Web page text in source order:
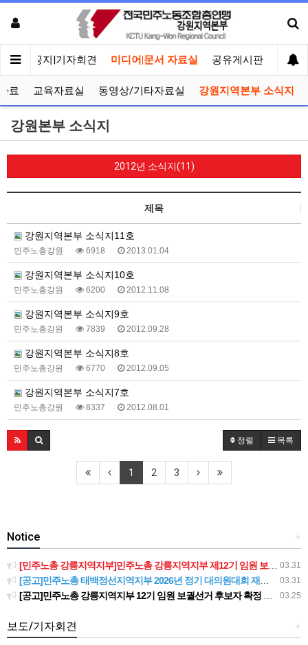
인 공지|기자회견 미디어|문서 자료실 공유게시판 선거
료 교육자료실 동영상/기타자료실 강원지역본부 소식지
강원본부 소식지
2012년 소식지(11)
제목
강원지역본부 소식지11호
민주노총강원 6918 2013.01.04
강원지역본부 소식지10호
민주노총강원 6200 2012.11.08
강원지역본부 소식지9호
민주노총강원 7839 2012.09.28
강원지역본부 소식지8호
민주노총강원 6770 2012.09.05
강원지역본부 소식지7호
민주노총강원 8337 2012.08.01
정렬 목록
1 2 3
+
Notice
03.31
[민주노총 강릉지역지부]민주노총 강릉지역지부 제12기 임원 보궐선거결과 공고
03.31
[공고]민주노총 태백정선지역지부 2026년 정기 대의원대회 재소집 건
03.25
[공고]민주노총 강릉지역지부 12기 임원 보궐선거 후보자 확정 공고
+
보도/기자회견